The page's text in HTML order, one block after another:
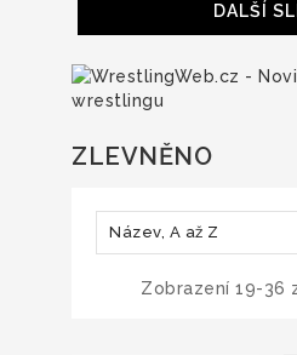
DALŠÍ
ZLEVNĚNO
Název, A až Z
Zobrazení 19-36